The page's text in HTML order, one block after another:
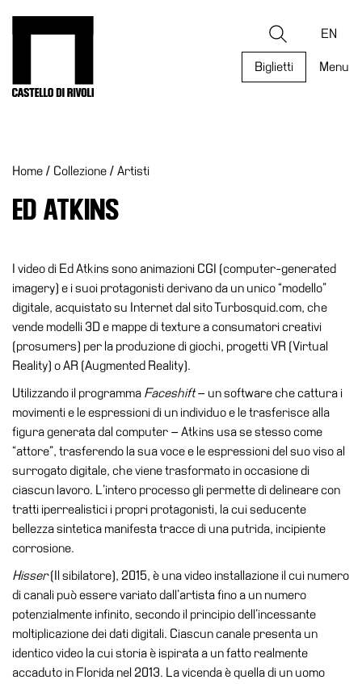
Ricerca EN
Biglietti Menu
Eventi
Archivi
del
Cosmo
Digitale
Collezione
Accessibilità
Educazione
Educazione
Dipartimento
Educazione
Formazione
Ricerca
Famiglie
Scuole
Visite
guidate
Progetto
Summer
Home / Collezione / Artisti
ED ATKINS
I video di Ed Atkins sono animazioni CGI (computer-generated
imagery) e i suoi protagonisti derivano da un unico “modello”
digitale, acquistato su Internet dal sito Turbosquid.com, che
vende modelli 3D e mappe di texture a consumatori creativi
(prosumers) per la produzione di giochi, progetti VR (Virtual
Reality) o AR (Augmented Reality).
Utilizzando il programma Faceshift– un software che cattura i
movimenti e le espressioni di un individuo e le trasferisce alla
figura generata dal computer – Atkins usa se stesso come
“attore”, trasferendo la sua voce e le espressioni del suo viso al
surrogato digitale, che viene trasformato in occasione di
ciascun lavoro. L’intero processo gli permette di delineare con
tratti iperrealistici i propri protagonisti, la cui seducente
bellezza sintetica manifesta tracce di una putrida, incipiente
corrosione.
Hisser(Il sibilatore), 2015, è una video installazione il cui numero
di canali può essere variato dall’artista fino a un numero
potenzialmente infinito, secondo il principio dell’incessante
moltiplicazione dei dati digitali. Ciascun canale presenta un
identico video la cui storia è ispirata a un fatto realmente
accaduto in Florida nel 2013. La vicenda è quella di un uomo